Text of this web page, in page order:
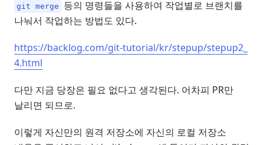
git merge
등의 명령들을 사용하여 작업별로 브랜치를
나눠서 작업하는 방법도 있다.
https://backlog.com/git-tutorial/kr/stepup/stepup2_
4.html
다만 지금 당장은 필요 없다고 생각된다. 어차피 PR만
날리면 되므로.
이렇게 자신만의 원격 저장소에 자신의 로컬 저장소